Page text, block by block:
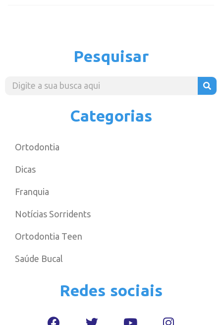
Pesquisar
Categorias
Ortodontia
Dicas
Franquia
Notícias Sorridents
Ortodontia Teen
Saúde Bucal
Redes sociais